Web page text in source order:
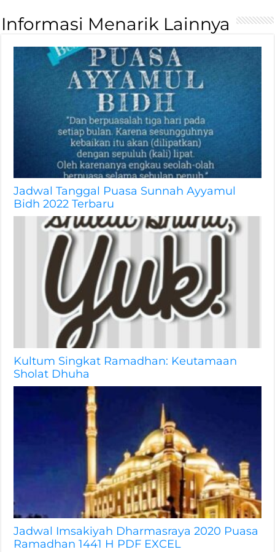
Informasi Menarik Lainnya
Jadwal Tanggal Puasa Sunnah Ayyamul
Bidh 2022 Terbaru
Kultum Singkat Ramadhan: Keutamaan
Sholat Dhuha
Jadwal Imsakiyah Dharmasraya 2020 Puasa
Ramadhan 1441 H PDF EXCEL